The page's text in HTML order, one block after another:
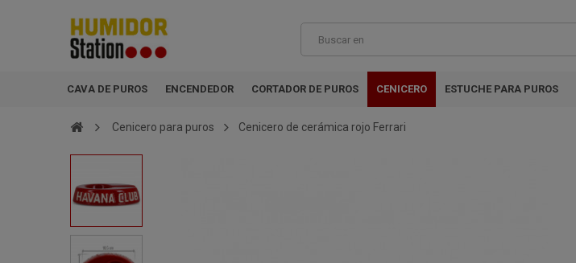
CAVA DE PUROS ENCENDEDOR CORTADOR DE PUROS CENICERO ESTUCHE PARA PUROS
Cenicero para puros Cenicero de cerámica rojo Ferrari